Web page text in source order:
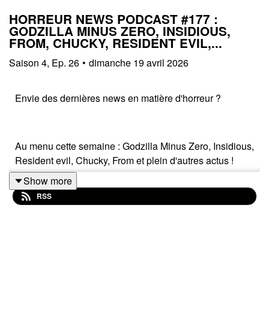
HORREUR NEWS PODCAST #177 :
GODZILLA MINUS ZERO, INSIDIOUS,
FROM, CHUCKY, RESIDENT EVIL,...
Saison 4, Ep. 26 • dimanche 19 avril 2026
Envie des dernières news en matière d'horreur ?
Au menu cette semaine : Godzilla Minus Zero, Insidious,
Resident evil, Chucky, From et plein d'autres actus !
Sorties ciné, séries, tv, streaming, vod, livres, jeux,
Show more
RSS